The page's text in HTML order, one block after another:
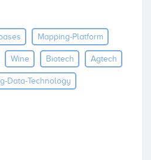
Mapping-Platform
Wine Biotech Agtech
Data-Technology